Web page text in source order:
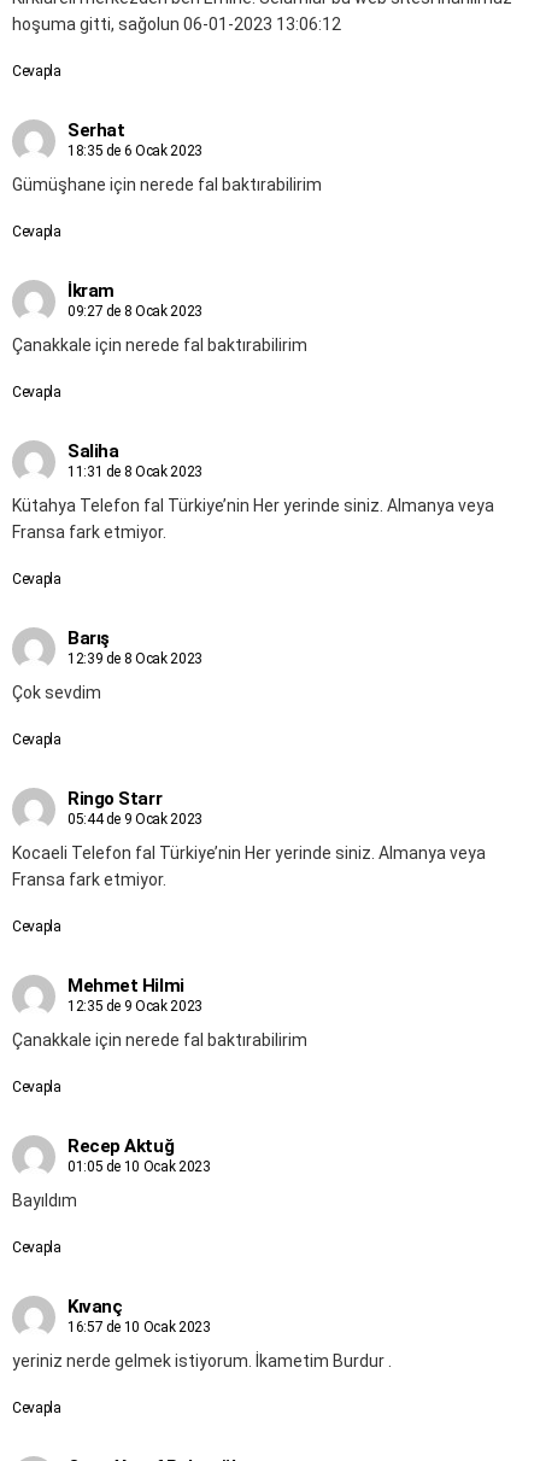
hoşuma gitti, sağolun 06-01-2023 13:06:12
Cevapla
Serhat
18:35 de 6 Ocak 2023
Gümüşhane için nerede fal baktırabilirim
Cevapla
İkram
09:27 de 8 Ocak 2023
Çanakkale için nerede fal baktırabilirim
Cevapla
Saliha
11:31 de 8 Ocak 2023
Kütahya Telefon fal Türkiye’nin Her yerinde siniz. Almanya veya
Fransa fark etmiyor.
Cevapla
Barış
12:39 de 8 Ocak 2023
Çok sevdim
Cevapla
Ringo Starr
05:44 de 9 Ocak 2023
Kocaeli Telefon fal Türkiye’nin Her yerinde siniz. Almanya veya
Fransa fark etmiyor.
Cevapla
Mehmet Hilmi
12:35 de 9 Ocak 2023
Çanakkale için nerede fal baktırabilirim
Cevapla
Recep Aktuğ
01:05 de 10 Ocak 2023
Bayıldım
Cevapla
Kıvanç
16:57 de 10 Ocak 2023
yeriniz nerde gelmek istiyorum. İkametim Burdur .
Cevapla